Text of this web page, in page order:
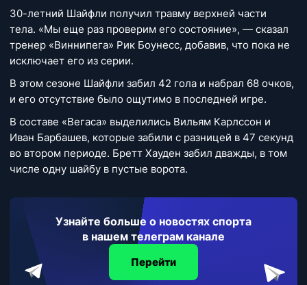
30-летний Шайфли получил травму верхней части
тела. «Мы еще раз проверим его состояние», — сказал
тренер «Виннипега» Рик Боунесс, добавив, что пока не
исключает его из серии.
В этом сезоне Шайфли забил 42 гола и набрал 68 очков,
и его отсутствие было ощутимо в последней игре.
В составе «Вегаса» выделились Вильям Карлссон и
Иван Барбашев, которые забили с разницей в 47 секунд
во втором периоде. Бретт Хауден забил дважды, в том
числе одну шайбу в пустые ворота.
Узнайте больше о новостях спорта
в нашем телеграм канале
Перейти